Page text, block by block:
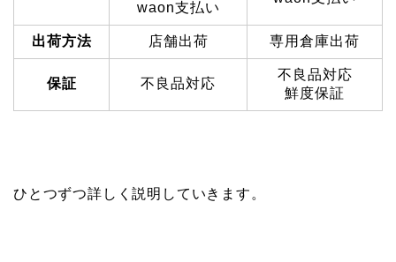
waon支払い
出荷方法 店舗出荷 専用倉庫出荷
保証 不良品対応
不良品対応
鮮度保証
ひとつずつ詳しく説明していきます。